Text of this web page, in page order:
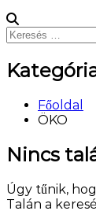
Keresés:
Főoldal
ÖKO
Nincs
Úgy tűnik,
Talán a